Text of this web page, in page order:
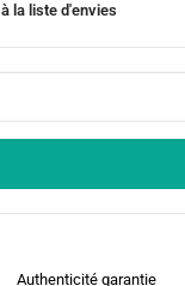
la liste d'envies
Authenticité garantie